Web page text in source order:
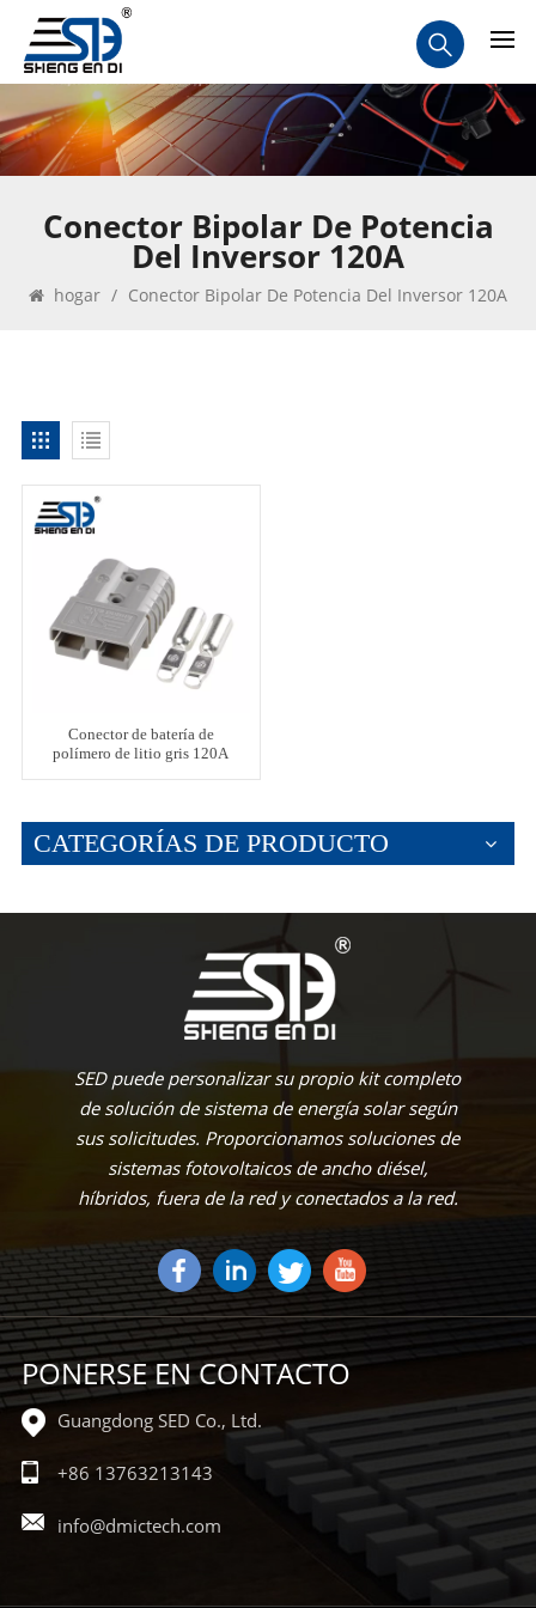
Conector Bipolar De Potencia
Del Inversor 120A
hogar / Conector Bipolar De Potencia Del Inversor 120A
Conector de batería de
polímero de litio gris 120A
CATEGORÍAS DE PRODUCTO
SED puede personalizar su propio kit completo
de solución de sistema de energía solar según
sus solicitudes. Proporcionamos soluciones de
sistemas fotovoltaicos de ancho diésel,
híbridos, fuera de la red y conectados a la red.
PONERSE EN CONTACTO
Guangdong SED Co., Ltd.
+86 13763213143
info@dmictech.com